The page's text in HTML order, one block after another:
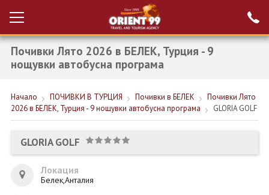
Вход за агенти
Проверка на
резервация
НОВА ГОДИНА ТУРЦИЯ
КРУИЗИ
Почивки Лято 2026 в БЕЛЕК, Турция - 9
нощувки автобусна програма
Начало ПОЧИВКИ В ТУРЦИЯ Почивки в БЕЛЕК
Почивки Лято
2026 в БЕЛЕК, Турция - 9 нощувки автобусна програма
GLORIA GOLF
GLORIA GOLF
Локация
Белек,Анталия